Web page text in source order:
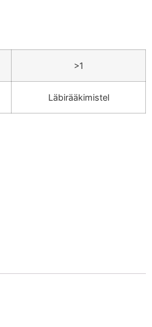
>1
Läbirääkimistel